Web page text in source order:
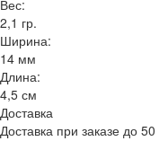
Вес:
2,1 гр.
Ширина:
14 мм
Длина:
4,5 см
Доставка
Доставка при заказе до